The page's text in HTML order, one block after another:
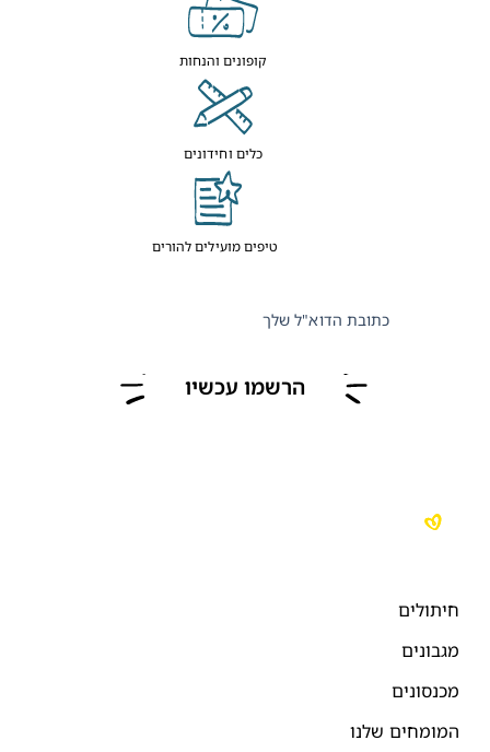
קופונים והנחות
כלים וחידונים
טיפים מועילים להורים
כתובת הדוא"ל שלך
הרשמו עכשיו
שלנו